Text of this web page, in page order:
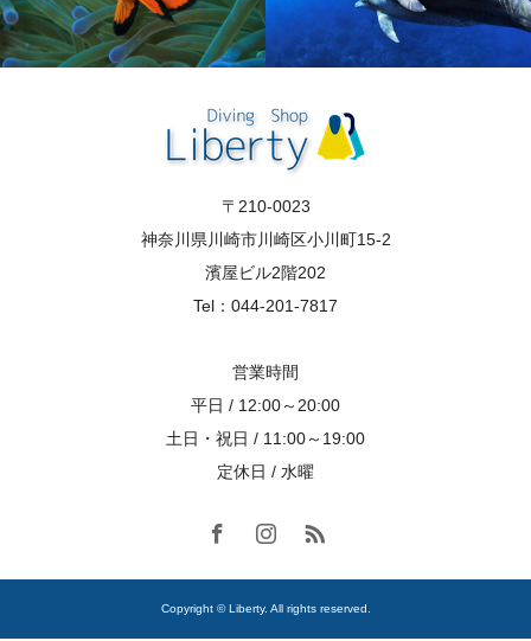
〒210-0023
神奈川県川崎市川崎区小川町15-2
濱屋ビル2階202
Tel：044-201-7817
営業時間
平日 / 12:00～20:00
土日・祝日 / 11:00～19:00
定休日 / 水曜
Copyright © Liberty. All rights reserved.